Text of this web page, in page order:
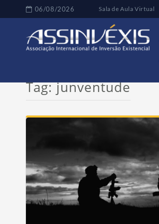
06/08/2026 Sala de Aula Virtual
Tag:junventude